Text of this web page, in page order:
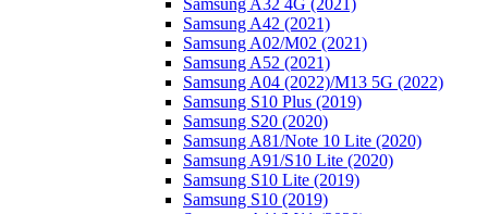
Samsung A32 4G (2021)
Samsung A42 (2021)
Samsung A02/M02 (2021)
Samsung A52 (2021)
Samsung A04 (2022)/M13 5G (2022)
Samsung S10 Plus (2019)
Samsung S20 (2020)
Samsung A81/Note 10 Lite (2020)
Samsung A91/S10 Lite (2020)
Samsung S10 Lite (2019)
Samsung S10 (2019)